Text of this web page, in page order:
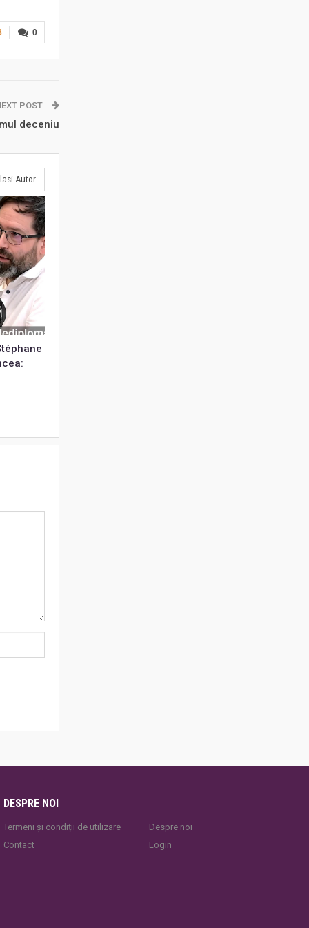
0
POST
deceniu
Autor
DESPRE NOI
Termeni și condiții de utilizare
Contact
Despre noi
Login